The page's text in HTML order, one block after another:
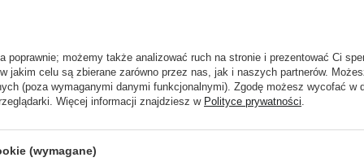
Joseon - Dynasty Cream -
Nawilżający do Twarzy
- 50ml
74,90 zł
zł
Purito Seoul - Mighty
Panthenol Cream -
Pantenolem -
poprawnie; możemy także analizować ruch na stronie i prezentować Ci
jakim celu są zbierane zarówno przez nas, jak i naszych partnerów.
(poza wymaganymi danymi funkcjonalnymi). Zgodę możesz wycofać w
Więcej informacji znajdziesz w Polityce prywatności.
(wymagane)